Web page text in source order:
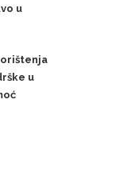
u
u